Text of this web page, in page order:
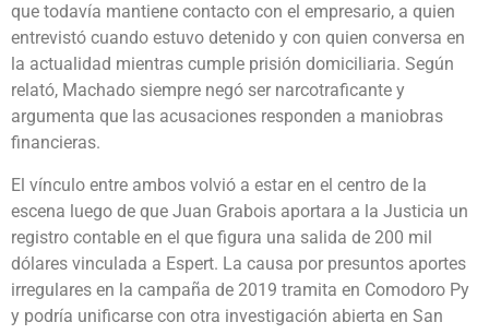
que todavía mantiene contacto con el empresario, a quien
entrevistó cuando estuvo detenido y con quien conversa en
la actualidad mientras cumple prisión domiciliaria. Según
relató, Machado siempre negó ser narcotraficante y
argumenta que las acusaciones responden a maniobras
financieras.
El vínculo entre ambos volvió a estar en el centro de la
escena luego de que Juan Grabois aportara a la Justicia un
registro contable en el que figura una salida de 200 mil
dólares vinculada a Espert. La causa por presuntos aportes
irregulares en la campaña de 2019 tramita en Comodoro Py
y podría unificarse con otra investigación abierta en San